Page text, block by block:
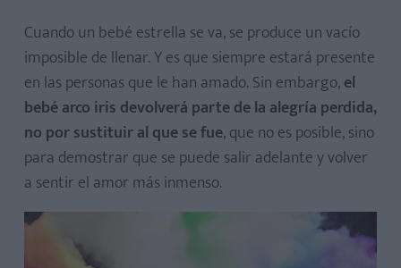
Cuando un bebé estrella se va, se produce un vacío
imposible de llenar. Y es que siempre estará presente
en las personas que le han amado. Sin embargo,el
bebé arco iris devolverá parte de la alegría perdida,
no por sustituir al que se fue, que no es posible, sino
para demostrar que se puede salir adelante y volver
a sentir el amor más inmenso.